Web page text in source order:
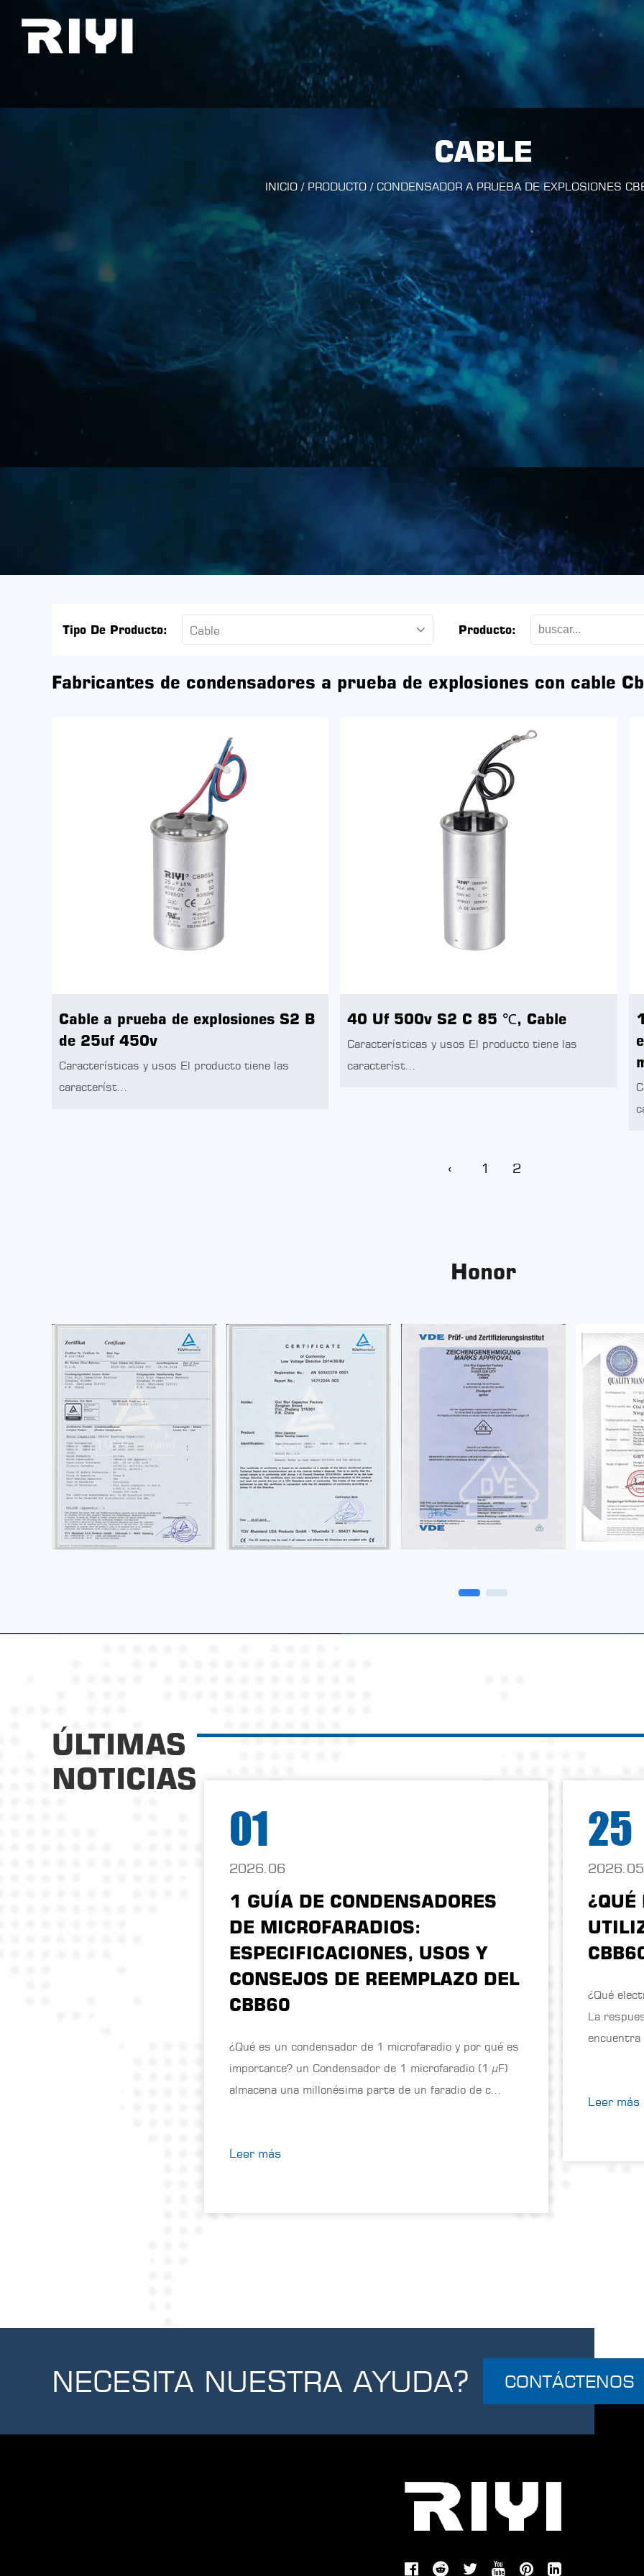
CABLE
INICIO / PRODUCTO / CONDENSADOR A PRUEBA DE EXPLOSIONES
Tipo De Producto: Cable Producto:
Fabricantes de condensadores a prueba de explosiones con cable
Cable a prueba de explosiones S2 B
de 25uf 450v
Características y usos El producto tiene las
característ...
40 Uf 500v S2 C 85 ℃, Cable
Características y usos El producto tiene las
característ...
‹ 1 2
Honor
ÚLTIMAS
NOTICIAS
01
2026.06
1 GUÍA DE CONDENSADORES
DE MICROFARADIOS:
ESPECIFICACIONES, USOS Y
CONSEJOS DE REEMPLAZO DEL
CBB60
¿Qué es un condensador de 1 microfaradio y por qué es
importante? un Condensador de 1 microfaradio (1 µF)
almacena una millonésima parte de un faradio de c...
Leer más
25
2026.05
¿QUÉ
¿Qué
La respuesta directa:
encuentra
Leer más
NECESITA NUESTRA AYUDA? CONTÁCTENOS